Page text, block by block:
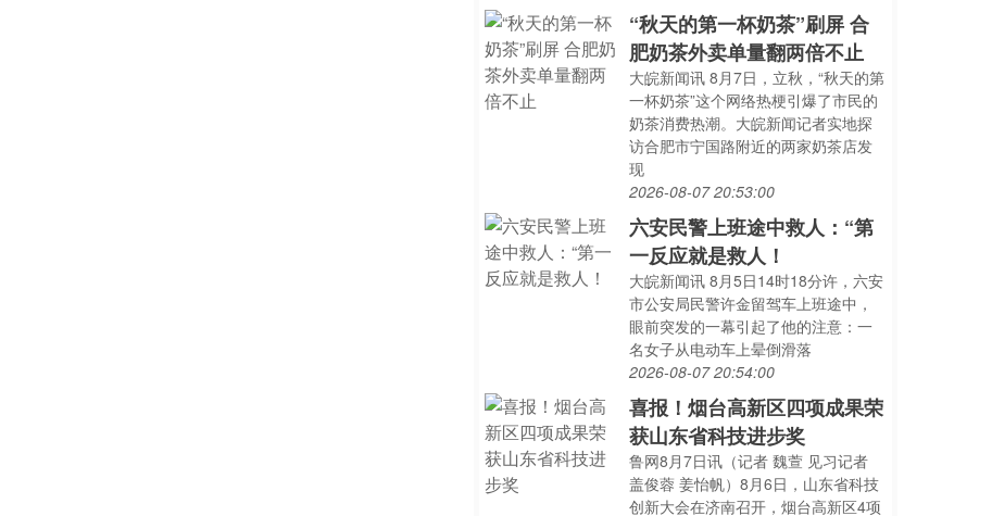
“秋天的第一杯奶茶”刷屏 合
肥奶茶外卖单量翻两倍不止
大皖新闻讯 8月7日，立秋，“秋天的第
一杯奶茶”这个网络热梗引爆了市民的
奶茶消费热潮。大皖新闻记者实地探
访合肥市宁国路附近的两家奶茶店发
现
2026-08-07 20:53:00
六安民警上班途中救人：“第
一反应就是救人！
大皖新闻讯 8月5日14时18分许，六安
市公安局民警许金留驾车上班途中，
眼前突发的一幕引起了他的注意：一
名女子从电动车上晕倒滑落
2026-08-07 20:54:00
喜报！烟台高新区四项成果荣
获山东省科技进步奖
鲁网8月7日讯（记者 魏萱 见习记者
盖俊蓉 姜怡帆）8月6日，山东省科技
创新大会在济南召开，烟台高新区4项